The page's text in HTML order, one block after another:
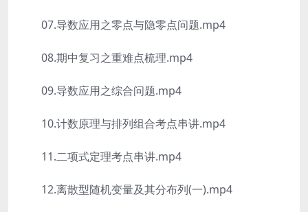
07.导数应用之零点与隐零点问题.mp4
08.期中复习之重难点梳理.mp4
09.导数应用之综合问题.mp4
10.计数原理与排列组合考点串讲.mp4
11.二项式定理考点串讲.mp4
12.离散型随机变量及其分布列(一).mp4